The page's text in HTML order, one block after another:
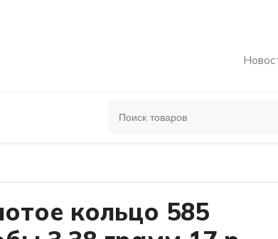
КОЛЬЦА 583 ПРОБЫ
ОБРУЧАЛЬНЫЕ
кольцо 585